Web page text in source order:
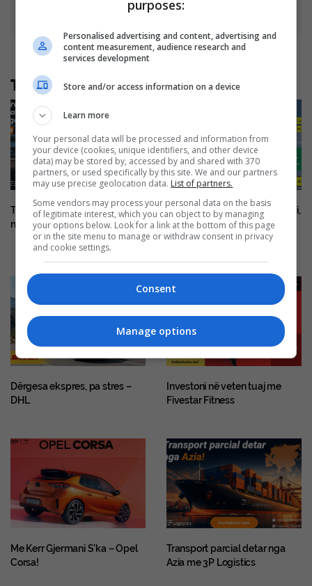
Advertisement
Të tjera nga rubrika
Transport parcial dhe i plotë
nga Greqia me 3P Logistics
Opel Astra Hybrid – Teknologji,
komoditet dhe financim i
përshtatshëm
Dërgesa ekspres, pa stres –
DHL
Investoni në veten tuaj me
Fivestar Fitness
Me Kerr Gjermani S’ka – Opel
Corsa!
Transport parcial detar nga
Azia me 3P Logistics
purposes:
Personalised advertising and content, advertising and
content measurement, audience research and
services development
Store and/or access information on a device
Learn more
Your personal data will be processed and information from
your device (cookies, unique identifiers, and other device
data) may be stored by, accessed by and shared with 370
partners, or used specifically by this site. We and our partners
may use precise geolocation data. List of partners.
Some vendors may process your personal data on the basis
of legitimate interest, which you can object to by managing
your options below. Look for a link at the bottom of this page
or in the site menu to manage or withdraw consent in privacy
and cookie settings.
Consent
Manage options